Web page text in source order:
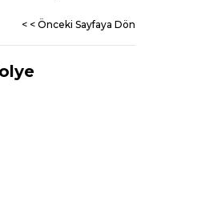
< < Önceki Sayfaya Dön